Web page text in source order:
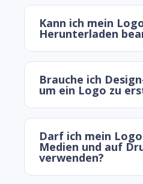
Kann ich mein
Herunterladen
Brauche ich
um ein Logo zu
Darf ich mein
Medien und auf
verwenden?